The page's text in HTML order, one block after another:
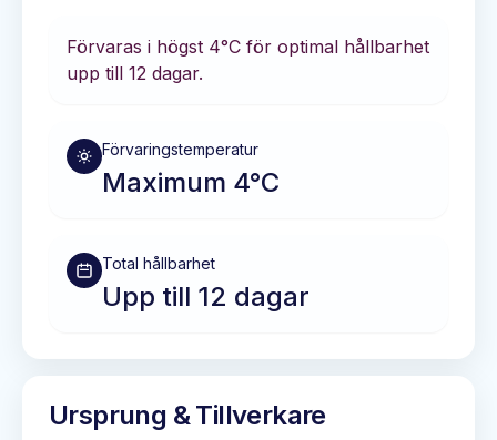
Förvaras i högst 4°C för optimal hållbarhet
upp till 12 dagar.
Förvaringstemperatur
Maximum 4°C
Total hållbarhet
Upp till 12 dagar
Ursprung & Tillverkare